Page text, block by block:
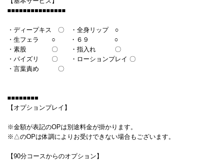
■■■■■■■■■■■■■■■
・ディープキス 〇 ・全身リップ ○
・生フェラ ○ ・６９ ○
・素股 〇 ・指入れ 〇
・パイズリ 〇 ・ローションプレイ 〇
・言葉責め 〇
■■■■■■■■
【オプションプレイ】
※金額が表記のOPは別途料金が掛かります。
※△のOPは体調によりお受けできない場合もございます。
【90分コースからのオプション】